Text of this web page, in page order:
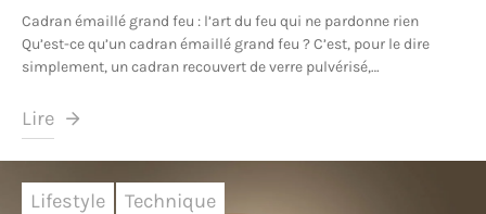
Cadran émaillé grand feu : l’art du feu qui ne pardonne rien
Qu’est-ce qu’un cadran émaillé grand feu ? C’est, pour le dire
simplement, un cadran recouvert de verre pulvérisé,…
Lire
Lifestyle Technique